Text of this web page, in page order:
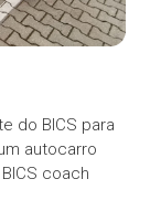
do BICS para
autocarro
coach